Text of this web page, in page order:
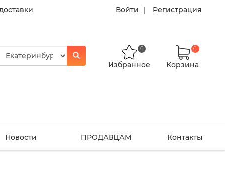
Войти Регистрация
Избранное
0
Корзина
0
Новости ПРОДАВЦАМ Контакты